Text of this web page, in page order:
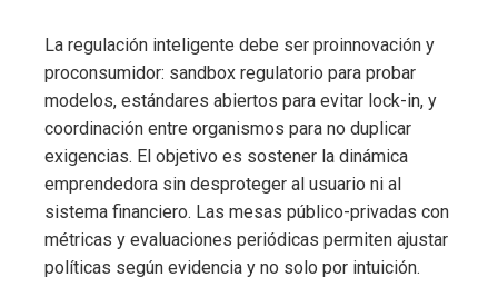
La regulación inteligente debe ser proinnovación y
proconsumidor: sandbox regulatorio para probar
modelos, estándares abiertos para evitar lock-in, y
coordinación entre organismos para no duplicar
exigencias. El objetivo es sostener la dinámica
emprendedora sin desproteger al usuario ni al
sistema financiero. Las mesas público-privadas con
métricas y evaluaciones periódicas permiten ajustar
políticas según evidencia y no solo por intuición.